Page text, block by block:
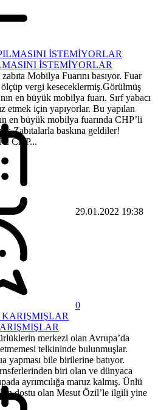
İSTEMİYORLAR
Mobilya Fuarını basıyor. Fuar
ölçüp vergi keseceklermiş.Görülmüş
en büyük mobilya fuarı. Sırf yabacı
etmek için yapıyorlar. Bu yapılan
en büyük mobilya fuarında CHP’li
Zabıtalarla baskına geldiler!
CHP...
29.01.2022 19:38
0
merkezi olan Avrupa’da
telkininde bulunmuşlar.
yapması bile birilerine batıyor.
biri olan ve dünyaca
ayrımcılığa maruz kalmış. Ünlü
dostu olan Mesut Özil’le ilgili yine